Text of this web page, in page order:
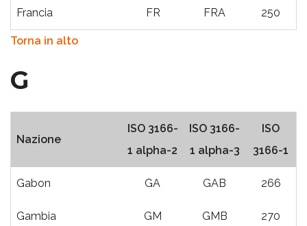
Francia FR FRA 250
Torna in alto
G
Nazione
ISO 3166-
1 alpha-2
ISO 3166-
1 alpha-3
ISO
3166-1
Gabon GA GAB 266
Gambia GM GMB 270